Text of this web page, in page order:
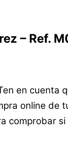
– Ref.
en cuenta
online de
comprobar